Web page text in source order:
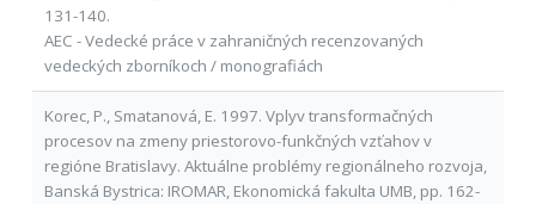
131-140.
AEC - Vedecké práce v zahraničných recenzovaných
vedeckých zborníkoch / monografiách
Korec, P., Smatanová, E. 1997. Vplyv transformačných
procesov na zmeny priestorovo-funkčných vzťahov v
regióne Bratislavy. Aktuálne problémy regionálneho rozvoja,
Banská Bystrica: IROMAR, Ekonomická fakulta UMB, pp. 162-